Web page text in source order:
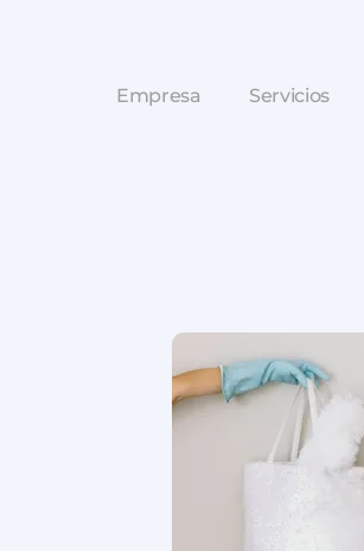
Empresa Servicios